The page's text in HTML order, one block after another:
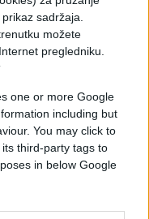
sadržaja.
možete
pregledniku.
one or more Google
including but
You may click to
third-party tags to
in below Google
gradskog